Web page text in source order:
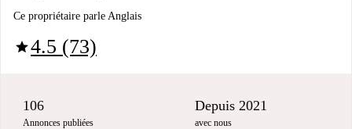
Ce propriétaire parle Anglais
star4.5 (73)
106
Annonces publiées
Depuis 2021
avec nous